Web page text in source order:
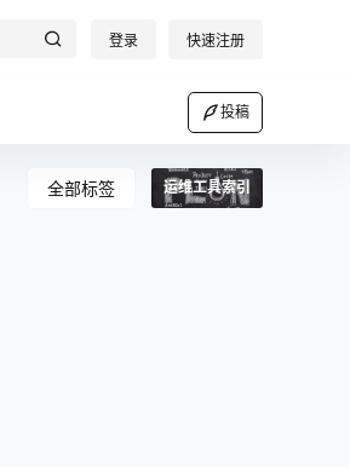
登录 快速注册
投稿
全部标签 运维工具索引